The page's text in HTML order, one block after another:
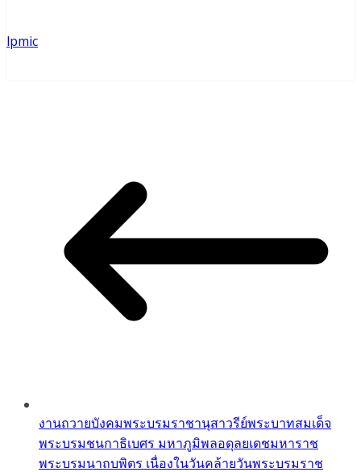
lpmic
งานถวายบังคมพระบรมราชานุสาวรีย์พระบาทสมเด็จ
พระบรมชนกาธิเบศร มหาภูมิพลอดุลยเดชมหาราช
พระบรมนาถบพิตร เนื่องในวันคล้ายวันพระบรมราช